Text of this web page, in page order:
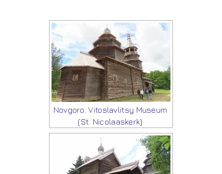
Novgoro: Vitoslavlitsy Museum
(St. Nicolaaskerk)